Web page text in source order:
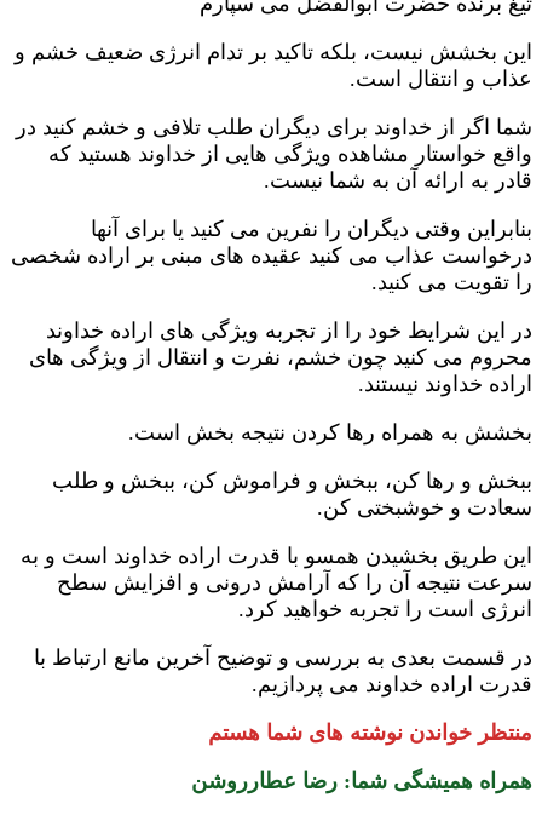
این بخشش نیست، بلکه تاکید بر تدام انرژی ضعیف خشم و
عذاب و انتقال است.
شما اگر از خداوند برای دیگران طلب تلافی و خشم کنید در
واقع خواستار مشاهده ویژگی هایی از خداوند هستید که
قادر به ارائه آن به شما نیست.
بنابراین وقتی دیگران را نفرین می کنید یا برای آنها
درخواست عذاب می کنید عقیده های مبنی بر اراده شخصی
را تقویت می کنید.
در این شرایط خود را از تجربه ویژگی های اراده خداوند
محروم می کنید چون خشم، نفرت و انتقال از ویژگی های
اراده خداوند نیستند.
بخشش به همراه رها کردن نتیجه بخش است.
ببخش و رها کن، ببخش و فراموش کن، ببخش و طلب
سعادت و خوشبختی کن.
این طریق بخشیدن همسو با قدرت اراده خداوند است و به
سرعت نتیجه آن را که آرامش درونی و افزایش سطح
انرژی است را تجربه خواهید کرد.
در قسمت بعدی به بررسی و توضیح آخرین مانع ارتباط با
قدرت اراده خداوند می پردازیم.
منتظر خواندن نوشته های شما هستم
همراه همیشگی شما: رضا عطارروشن